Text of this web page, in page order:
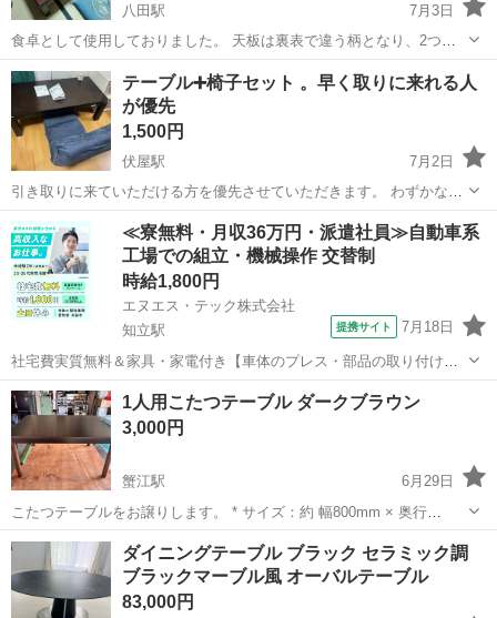
八田駅
7月3日
食卓として使用しておりました。 天板は裏表で違う柄となり、2つ楽
しめます。 引っ越しで不要となりました。 8月に引き取れる方お願い
致します。 冬はこたつにもなります。 こたつ布団付。 4枚目のベージ
ュのものになります。 こた...
愛知 名古屋市 八田駅 テーブル
テーブル➕椅子セット 。早く取りに来れる人
が優先
1,500円
伏屋駅
7月2日
引き取りに来ていただける方を優先させていただきます。 わずかな使
用跡がある
伏屋駅 テーブル
≪寮無料・月収36万円・派遣社員≫自動車系
工場での組立・機械操作 交替制
時給1,800円
エヌエス・テック株式会社
知立駅
提携サイト 7月18日
社宅費実質無料＆家具・家電付き【車体のプレス・部品の取り付け・
塗装・検査】未経験でも時給1,800円 車体のプレス・部品の取り付
け・塗装・検査 車体のプレス・部品の取り付け・塗装・検査など、各
工程に分かれて作業を担当します...
愛知 刈谷市 知立駅
1人用こたつテーブル ダークブラウン
3,000円
蟹江駅
6月29日
こたつテーブルをお譲りします。 * サイズ：約 幅800mm × 奥行
600mm × 高さ400mm * カラー：ダークブラウン * 動作確認済み * 電
源コード付き * 天板に大きな傷はなく、比較的きれいな状態です。 *...
愛知 海部郡 蟹江駅 テーブル
ダイニングテーブル ブラック セラミック調
ブラックマーブル風 オーバルテーブル
83,000円